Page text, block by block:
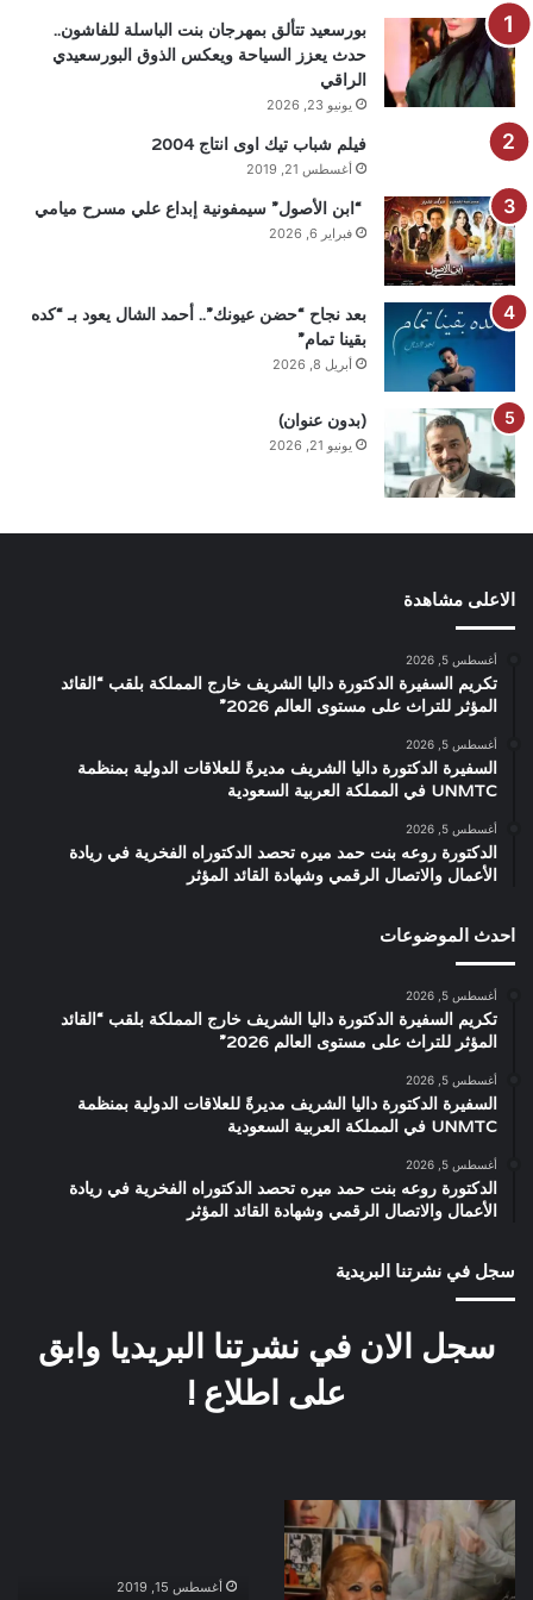
بورسعيد تتألق بمهرجان بنت الباسلة للفاشون..
حدث يعزز السياحة ويعكس الذوق البورسعيدي
الراقي
يونيو 23, 2026
فيلم شباب تيك اوى انتاج 2004
أغسطس 21, 2019
“ابن الأصول” سيمفونية إبداع علي مسرح ميامي
فبراير 6, 2026
بعد نجاح “حضن عيونك”.. أحمد الشال يعود بـ “كده
بقينا تمام”
أبريل 8, 2026
(بدون عنوان)
يونيو 21, 2026
الاعلى مشاهدة
أغسطس 5, 2026
تكريم السفيرة الدكتورة داليا الشريف خارج المملكة بلقب “القائد
المؤثر للتراث على مستوى العالم 2026”
أغسطس 5, 2026
السفيرة الدكتورة داليا الشريف مديرةً للعلاقات الدولية بمنظمة
UNMTC في المملكة العربية السعودية
أغسطس 5, 2026
الدكتورة روعه بنت حمد ميره تحصد الدكتوراه الفخرية في ريادة
الأعمال والاتصال الرقمي وشهادة القائد المؤثر
احدث الموضوعات
أغسطس 5, 2026
تكريم السفيرة الدكتورة داليا الشريف خارج المملكة بلقب “القائد
المؤثر للتراث على مستوى العالم 2026”
أغسطس 5, 2026
السفيرة الدكتورة داليا الشريف مديرةً للعلاقات الدولية بمنظمة
UNMTC في المملكة العربية السعودية
أغسطس 5, 2026
الدكتورة روعه بنت حمد ميره تحصد الدكتوراه الفخرية في ريادة
الأعمال والاتصال الرقمي وشهادة القائد المؤثر
سجل في نشرتنا البريدية
سجل الان في نشرتنا البريديا وابق
على اطلاع !
اخر
صور
للفنانه
ناديه
ولا
أغسطس 15, 2019